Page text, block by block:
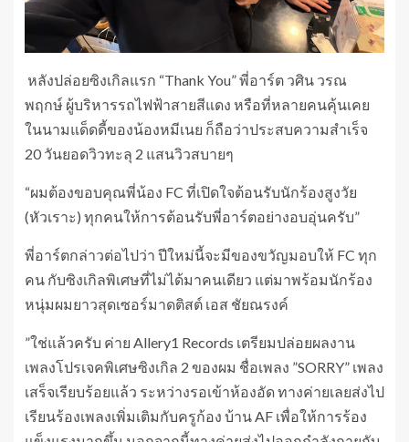
หลังปล่อยซิงเกิลแรก “Thank You” พี่อาร์ต วศิน วรณ
พฤกษ์ ผู้บริหารรถไฟฟ้าสายสีแดง หรือที่หลายคนคุ้นเคย
ในนามแด็ดดี้ของน้องหมีเนย ก็ถือว่าประสบความสำเร็จ
20 วันยอดวิวทะลุ 2 แสนวิวสบายๆ
“ผมต้องขอบคุณพี่น้อง FC ที่เปิดใจต้อนรับนักร้องสูงวัย
(หัวเราะ) ทุกคนให้การต้อนรับพี่อาร์ตอย่างอบอุ่นครับ”
พี่อาร์ตกล่าวต่อไปว่า ปีใหม่นี้จะมีของขวัญมอบให้ FC ทุก
คน กับซิงเกิลพิเศษที่ไม่ได้มาคนเดียว แต่มาพร้อมนักร้อง
หนุ่มผมยาวสุดเซอร์มาดติสต์ เอส ชัยณรงค์
”ใช่แล้วครับ ค่าย Allery1 Records เตรียมปล่อยผลงาน
เพลงโปรเจคพิเศษซิงเกิล 2 ของผม ชื่อเพลง ”SORRY” เพลง
เสร็จเรียบร้อยแล้ว ระหว่างรอเข้าห้องอัด ทางค่ายเลยส่งไป
เรียนร้องเพลงเพิ่มเติมกับครูก้อง บ้าน AF เพื่อให้การร้อง